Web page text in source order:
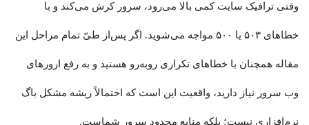
وقتی ترافیک سایت کمی بالا می‌رود، سرور کرش می‌کند و با
خطاهای ۵۰۳ یا ۵۰۰ مواجه می‌شوید. اگر پس‌از طیّ تمام مراحل این
مقاله همچنان با خطاهای تکراری روبه‌رو هستید و به رفع ارورهای
وب سرور نیاز دارید، واقعیت این است که احتمالاً ریشه مشکل باگ
نرم‌افزاری نیست؛ بلکه منابع محدود سرور شماست.